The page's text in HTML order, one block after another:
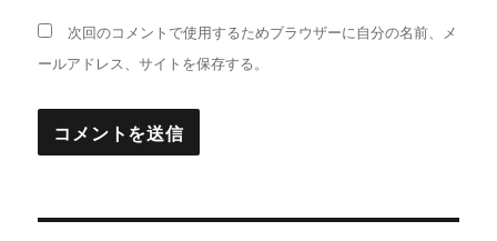
次回のコメントで使用するためブラウザーに自分の名前、メ
ールアドレス、サイトを保存する。